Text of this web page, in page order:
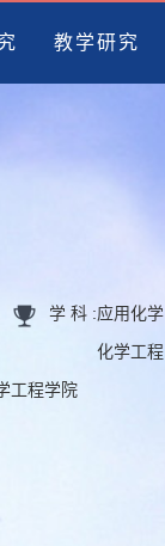
教学研究
学 科 :应用化学
化学工程
工程学院